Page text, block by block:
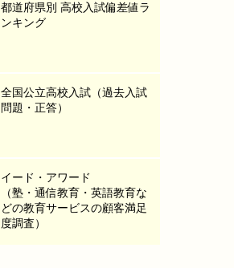
都道府県別 高校入試偏差値ラ
ンキング
全国公立高校入試（過去入試
問題・正答）
イード・アワード
（塾・通信教育・英語教育な
どの教育サービスの顧客満足
度調査）